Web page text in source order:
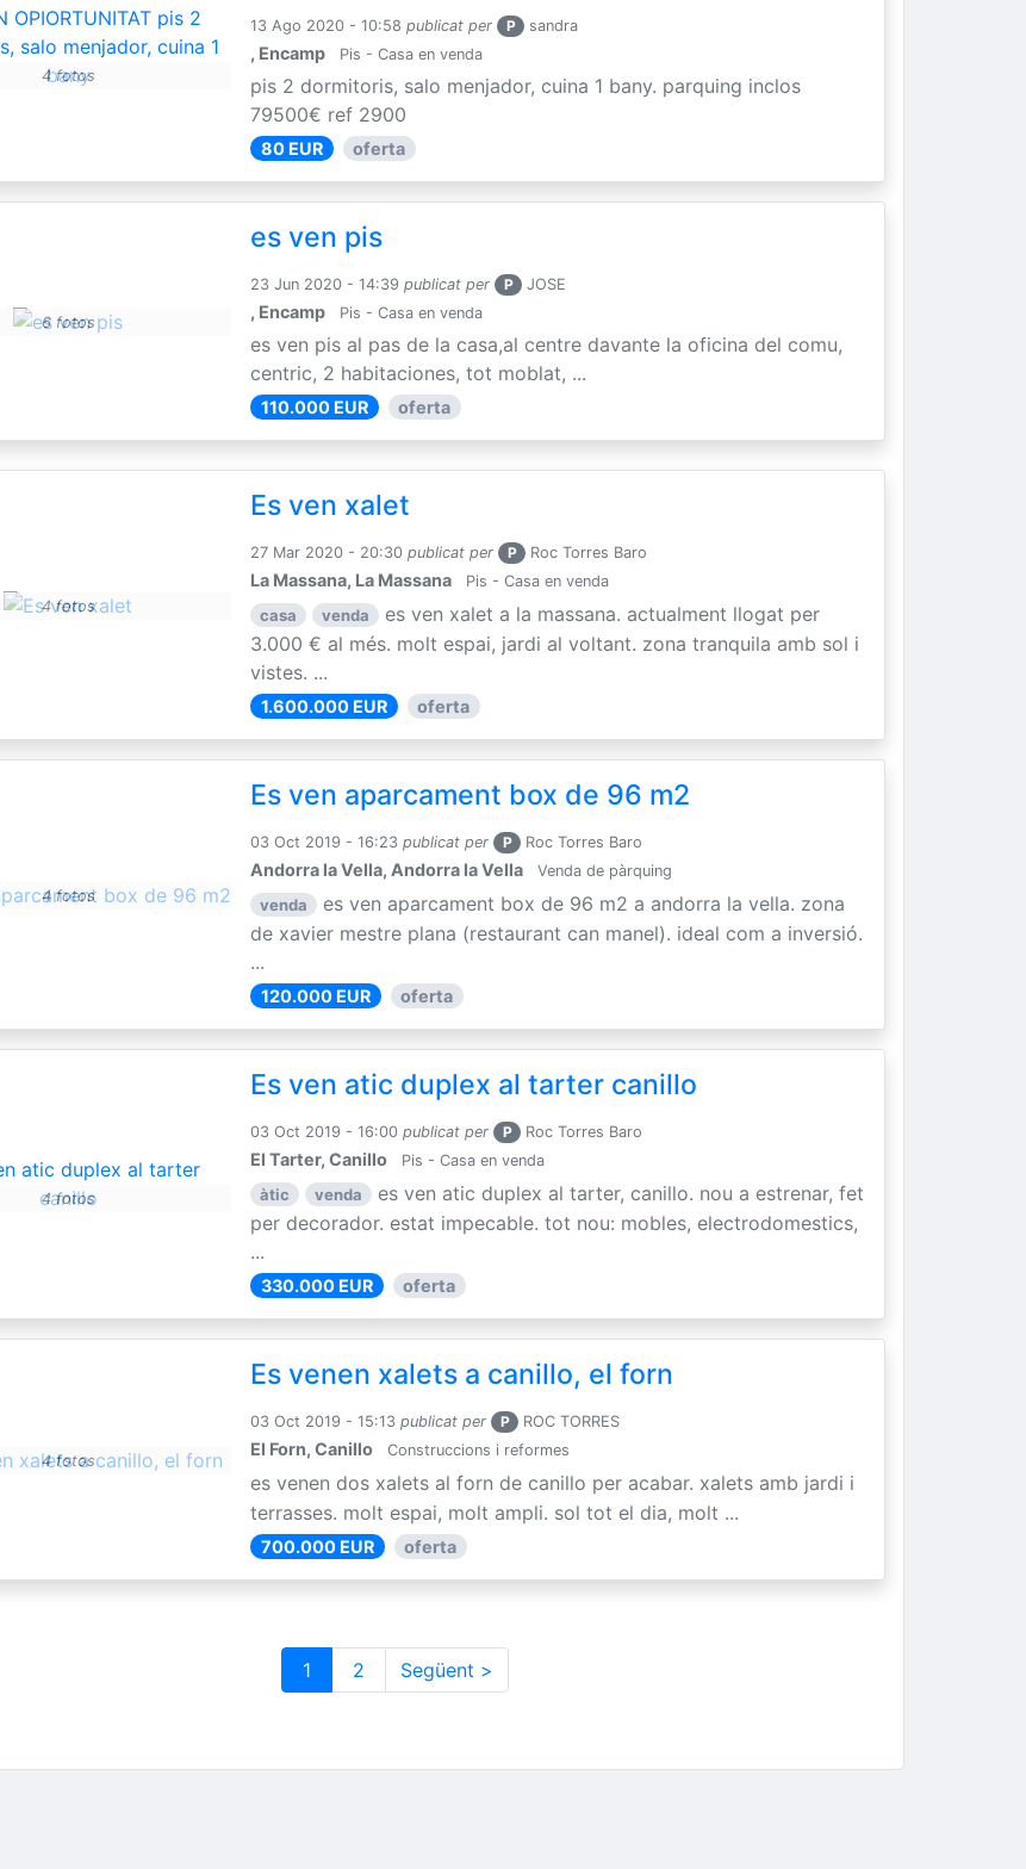
4 fotos
13 Ago 2020 - 10:58 publicat per P sandra
, Encamp Pis - Casa en venda
pis 2 dormitoris, salo menjador, cuina 1 bany. parquing inclos
79500€ ref 2900
80 EUR oferta
6 fotos
es ven pis
23 Jun 2020 - 14:39 publicat per P JOSE
, Encamp Pis - Casa en venda
es ven pis al pas de la casa,al centre davante la oficina del comu,
centric, 2 habitaciones, tot moblat, ...
110.000 EUR oferta
4 fotos
Es ven xalet
27 Mar 2020 - 20:30 publicat per P Roc Torres Baro
La Massana, La Massana Pis - Casa en venda
casa venda
es ven xalet a la massana. actualment llogat per
3.000 € al més. molt espai, jardi al voltant. zona tranquila amb sol i
vistes. ...
1.600.000 EUR oferta
4 fotos
Es ven aparcament box de 96 m2
03 Oct 2019 - 16:23 publicat per P Roc Torres Baro
Andorra la Vella, Andorra la Vella Venda de pàrquing
venda
es ven aparcament box de 96 m2 a andorra la vella. zona
de xavier mestre plana (restaurant can manel). ideal com a inversió.
...
120.000 EUR oferta
4 fotos
Es ven atic duplex al tarter canillo
03 Oct 2019 - 16:00 publicat per P Roc Torres Baro
El Tarter, Canillo Pis - Casa en venda
àtic venda
es ven atic duplex al tarter, canillo. nou a estrenar, fet
per decorador. estat impecable. tot nou: mobles, electrodomestics,
...
330.000 EUR oferta
4 fotos
Es venen xalets a canillo, el forn
03 Oct 2019 - 15:13 publicat per P ROC TORRES
El Forn, Canillo Construccions i reformes
es venen dos xalets al forn de canillo per acabar. xalets amb jardi i
terrasses. molt espai, molt ampli. sol tot el dia, molt ...
700.000 EUR oferta
1 2 Següent >